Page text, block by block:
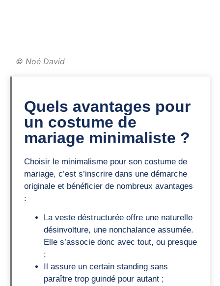
Quels avantages pour
un costume de
mariage minimaliste ?
Choisir le minimalisme pour son costume de
mariage, c’est s’inscrire dans une démarche
originale et bénéficier de nombreux avantages
:
La veste déstructurée offre une naturelle
désinvolture, une nonchalance assumée.
Elle s’associe donc avec tout, ou presque
;
Il assure un certain standing sans
paraître trop guindé pour autant ;
© Noé David